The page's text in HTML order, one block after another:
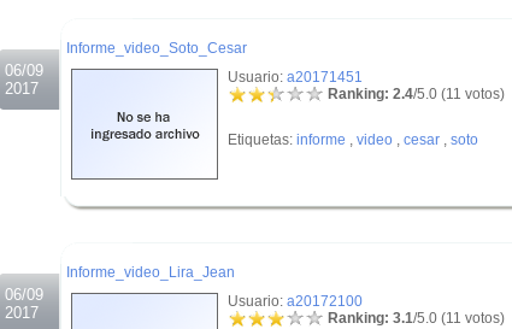
06/09
2017
Informe_video_Soto_Cesar
Usuario: a20171451
Ranking: 2.4/5.0 (11 votos)
Etiquetas: informe , video , cesar , soto
06/09
2017
Informe_video_Lira_Jean
Usuario: a20172100
Ranking: 3.1/5.0 (11 votos)